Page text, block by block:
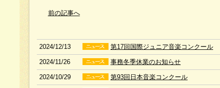
前の記事へ
2024/12/13 第17回国際ジュニア音楽コンクール
2024/11/26 事務冬季休業のお知らせ
2024/10/29 第93回日本音楽コンクール